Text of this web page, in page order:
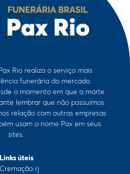
Rio realiza o serviço mais
funerária do mercado.
o momento em que a morte
lembrar que não possuímos
relação com outras empresas
usam o nome Pax em seus
sites.
Links úteis
rj